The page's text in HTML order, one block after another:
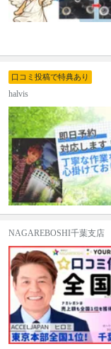
口コミ投稿で特典あり
halvis
NAGAREBOSHI千葉支店